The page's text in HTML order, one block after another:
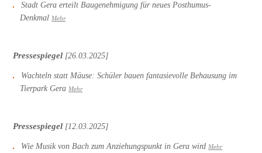
Stadt Gera erteilt Baugenehmigung für neues Posthumus-
Denkmal Mehr
Pressespiegel [26.03.2025]
Wachteln statt Mäuse: Schüler bauen fantasievolle Behausung im
Tierpark Gera Mehr
Pressespiegel [12.03.2025]
Wie Musik von Bach zum Anziehungspunkt in Gera wird Mehr